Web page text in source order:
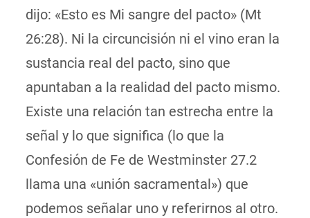
dijo: «Esto es Mi sangre del pacto» (Mt
26:28). Ni la circuncisión ni el vino eran la
sustancia real del pacto, sino que
apuntaban a la realidad del pacto mismo.
Existe una relación tan estrecha entre la
señal y lo que significa (lo que la
Confesión de Fe de Westminster 27.2
llama una «unión sacramental») que
podemos señalar uno y referirnos al otro.